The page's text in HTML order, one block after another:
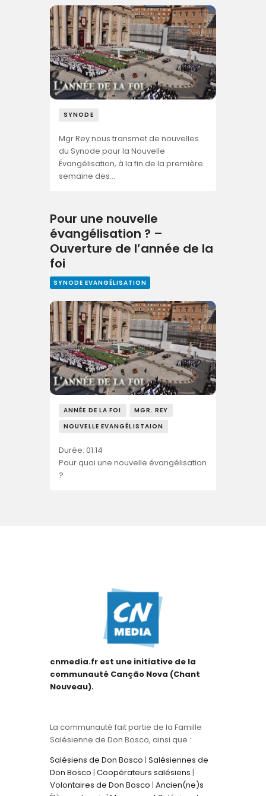
SYNODE
Mgr Rey nous transmet de nouvelles
du Synode pour la Nouvelle
Évangélisation, à la fin de la première
semaine des…
Pour une nouvelle
évangélisation ? –
Ouverture de l’année de la
foi
SYNODE EVANGÉLISATION
ANNÉE DE LA FOI
MGR. REY
NOUVELLE EVANGÉLISTAION
Durée: 01:14
Pour quoi une nouvelle évangélisation
?
cnmedia.fr est une initiative de la
communauté Canção Nova (Chant
Nouveau).
La communauté fait partie de la Famille
Salésienne de Don Bosco, ainsi que :
Salésiens de Don Bosco | Salésiennes de
Don Bosco | Coopérateurs salésiens |
Volontaires de Don Bosco | Ancien(ne)s